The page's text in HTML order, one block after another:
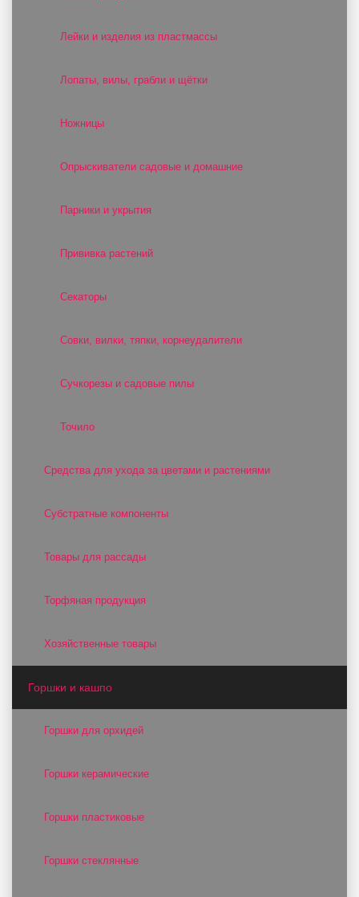
Лейки и изделия из пластмассы
Лопаты, вилы, грабли и щётки
Ножницы
Опрыскиватели садовые и домашние
Парники и укрытия
Прививка растений
Секаторы
Совки, вилки, тяпки, корнеудалители
Сучкорезы и садовые пилы
Точило
Средства для ухода за цветами и растениями
Субстратные компоненты
Товары для рассады
Торфяная продукция
Хозяйственные товары
Горшки и кашпо
Горшки для орхидей
Горшки керамические
Горшки пластиковые
Горшки стеклянные